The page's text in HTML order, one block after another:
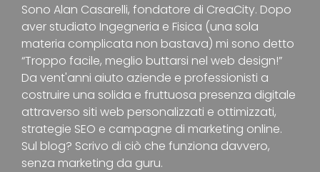
Sono Alan Casarelli, fondatore di CreaCity. Dopo
aver studiato Ingegneria e Fisica (una sola
materia complicata non bastava) mi sono detto
“Troppo facile, meglio buttarsi nel web design!”
Da vent'anni aiuto aziende e professionisti a
costruire una solida e fruttuosa presenza digitale
attraverso siti web personalizzati e ottimizzati,
strategie SEO e campagne di marketing online.
Sul blog? Scrivo di ciò che funziona davvero,
senza marketing da guru.